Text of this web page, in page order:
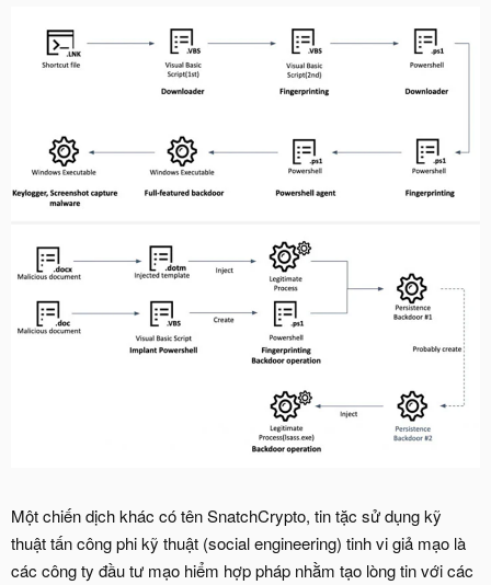
Một chiến dịch khác có tên SnatchCrypto, tin tặc sử dụng kỹ
thuật tấn công phi kỹ thuật (social engineering) tinh vi giả mạo là
các công ty đầu tư mạo hiểm hợp pháp nhằm tạo lòng tin với các